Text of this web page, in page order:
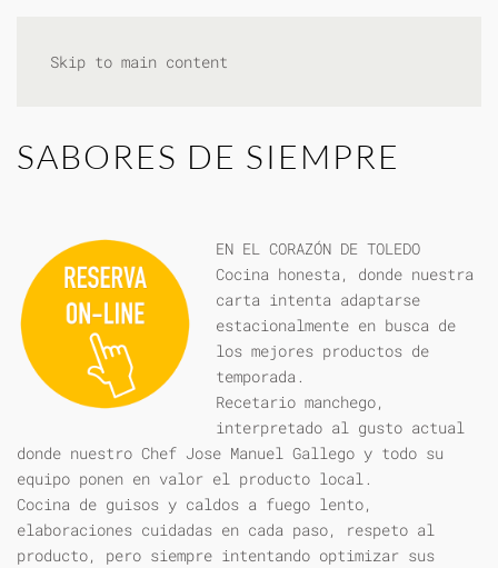
Skip to main content
SABORES DE SIEMPRE
EN EL CORAZÓN DE TOLEDO
Cocina honesta, donde nuestra
carta intenta adaptarse
estacionalmente en busca de
los mejores productos de
temporada.
Recetario manchego,
interpretado al gusto actual
donde nuestro Chef Jose Manuel Gallego y todo su
equipo ponen en valor el producto local.
Cocina de guisos y caldos a fuego lento,
elaboraciones cuidadas en cada paso, respeto al
producto, pero siempre intentando optimizar sus